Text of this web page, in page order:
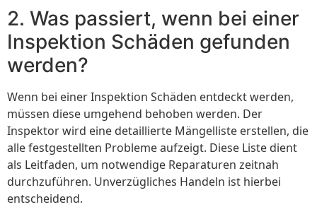
2. Was passiert, wenn bei einer
Inspektion Schäden gefunden
werden?
Wenn bei einer Inspektion Schäden entdeckt werden,
müssen diese umgehend behoben werden. Der
Inspektor wird eine detaillierte Mängelliste erstellen, die
alle festgestellten Probleme aufzeigt. Diese Liste dient
als Leitfaden, um notwendige Reparaturen zeitnah
durchzuführen. Unverzügliches Handeln ist hierbei
entscheidend.